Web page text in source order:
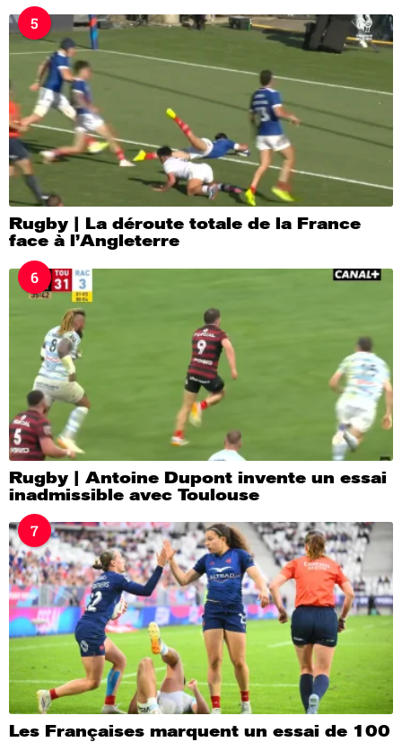
5
Rugby | La déroute totale de la France
face à l’Angleterre
6
Rugby | Antoine Dupont invente un essai
inadmissible avec Toulouse
7
Les Françaises marquent un essai de 100